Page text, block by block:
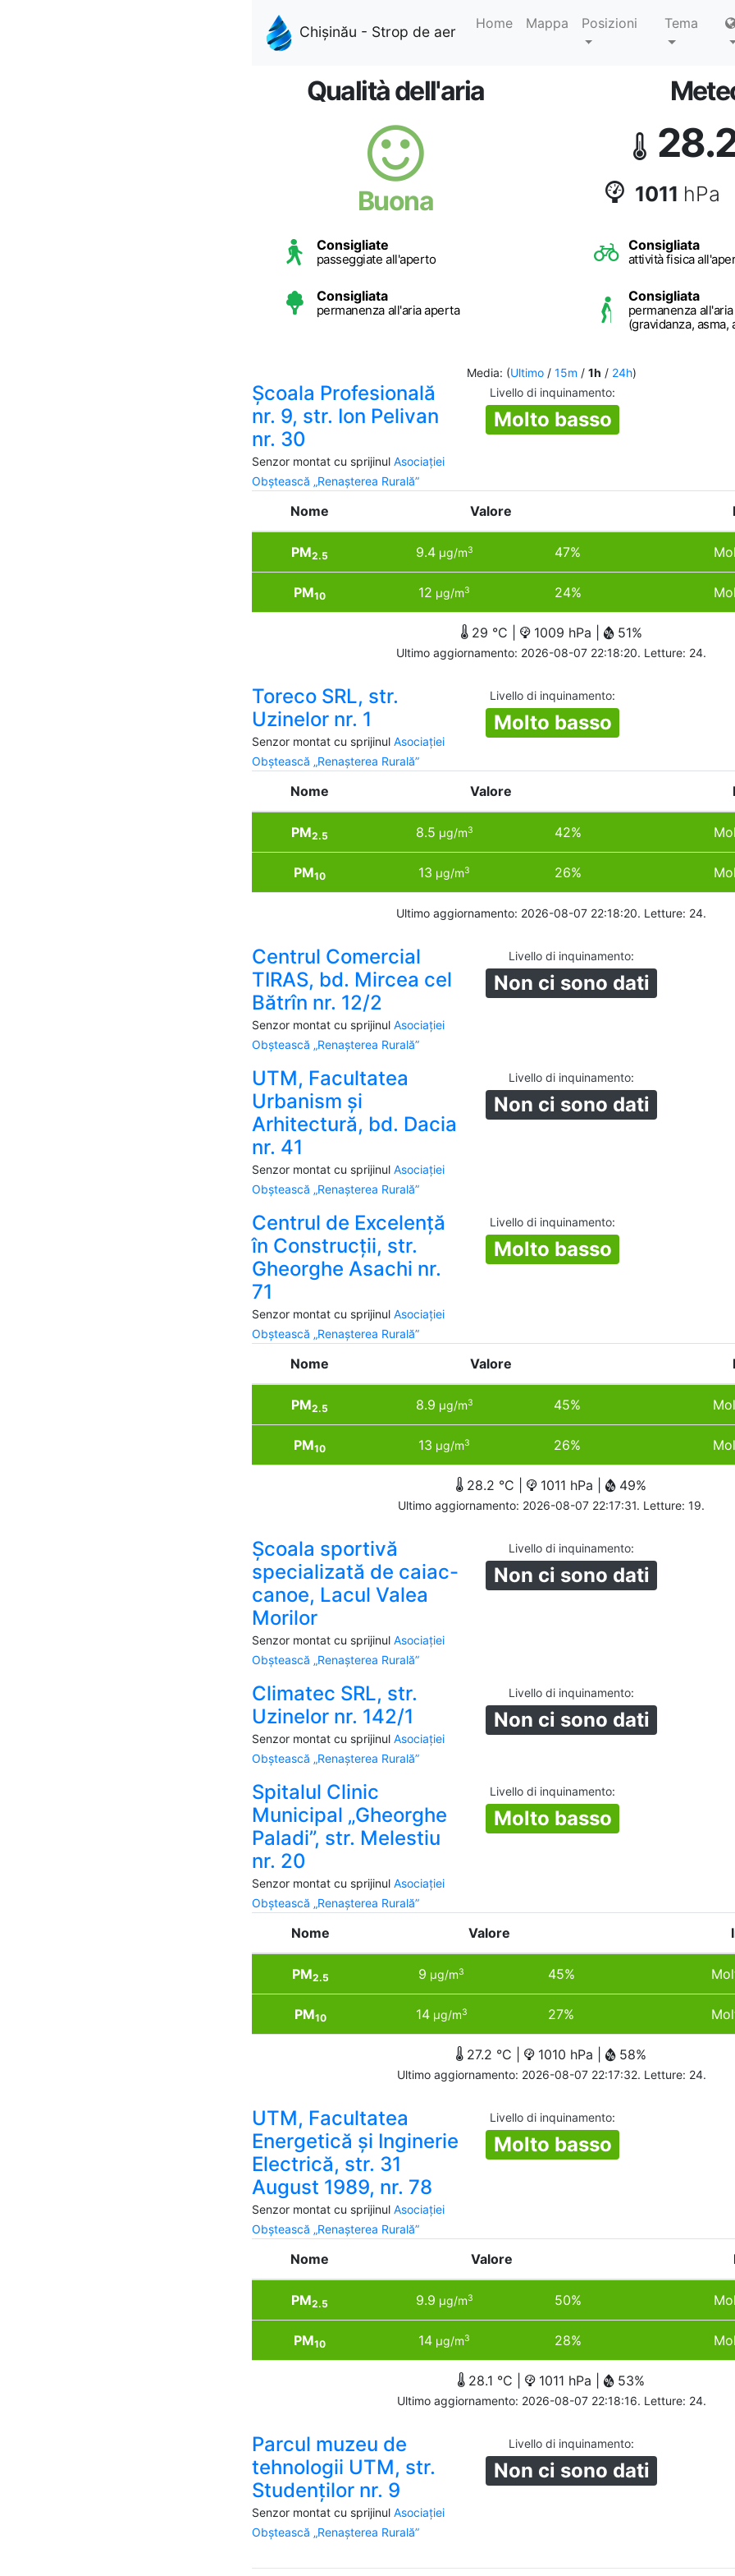
Chișinău - Strop de aer Home Mappa Posizioni Tema
Qualità dell'aria
Buona 1011 hPa
Consigliate
passeggiate all'aperto
Consigliata
attività fisica
Consigliata
permanenza all'aria aperta
Consigliata
permanenza
(gravidanza, asma,
Media: (Ultimo/ 15m / 1h / 24h)
Școala Profesională
nr. 9, str. Ion Pelivan
nr. 30
Senzor montat cu sprijinul Asociației
Obștească „Renașterea Rurală”
Livello di inquinamento:
Molto basso
Nome Valore
PM2.5 9.4µg/m3 47%
PM10 12 µg/m3 24%
29 °C | 1009 hPa | 51%
Ultimo aggiornamento: 2026-08-07 22:18:20. Letture: 24.
Toreco SRL, str.
Uzinelor nr. 1
Senzor montat cu sprijinul Asociației
Obștească „Renașterea Rurală”
Livello di inquinamento:
Molto basso
Nome Valore
PM2.5 8.5 µg/m3 42%
PM10 13 µg/m3 26%
Ultimo aggiornamento: 2026-08-07 22:18:20. Letture: 24.
Centrul Comercial
TIRAS, bd. Mircea cel
Bătrîn nr. 12/2
Senzor montat cu sprijinul Asociației
Obștească „Renașterea Rurală”
Livello di inquinamento:
Non ci sono dati
UTM, Facultatea
Urbanism și
Arhitectură, bd. Dacia
nr. 41
Senzor montat cu sprijinul Asociației
Obștească „Renașterea Rurală”
Livello di inquinamento:
Non ci sono dati
Centrul de Excelență
în Construcții, str.
Gheorghe Asachi nr.
71
Senzor montat cu sprijinul Asociației
Obștească „Renașterea Rurală”
Livello di inquinamento:
Molto basso
Nome Valore
PM2.5 8.9 µg/m3 45%
PM10 13 µg/m3 26%
28.2 °C | 1011 hPa | 49%
Ultimo aggiornamento: 2026-08-07 22:17:31. Letture: 19.
Școala sportivă
specializată de caiac-
canoe, Lacul Valea
Morilor
Senzor montat cu sprijinul Asociației
Obștească „Renașterea Rurală”
Livello di inquinamento:
Non ci sono dati
Climatec SRL, str.
Uzinelor nr. 142/1
Senzor montat cu sprijinul Asociației
Obștească „Renașterea Rurală”
Livello di inquinamento:
Non ci sono dati
Spitalul Clinic
Municipal „Gheorghe
Paladi”, str. Melestiu
nr. 20
Senzor montat cu sprijinul Asociației
Obștească „Renașterea Rurală”
Livello di inquinamento:
Molto basso
Nome Valore
PM2.5 9 µg/m3 45%
PM10 14µg/m3 27%
27.2 °C | 1010 hPa | 58%
Ultimo aggiornamento: 2026-08-07 22:17:32. Letture: 24.
UTM, Facultatea
Energetică și Inginerie
Electrică, str. 31
August 1989, nr. 78
Senzor montat cu sprijinul Asociației
Obștească „Renașterea Rurală”
Livello di inquinamento:
Molto basso
Nome Valore
PM2.5 9.9 µg/m3 50%
PM10 14 µg/m3 28%
28.1 °C | 1011 hPa | 53%
Ultimo aggiornamento: 2026-08-07 22:18:16. Letture: 24.
Parcul muzeu de
tehnologii UTM, str.
Studenților nr. 9
Senzor montat cu sprijinul Asociației
Obștească „Renașterea Rurală”
Livello di inquinamento:
Non ci sono dati